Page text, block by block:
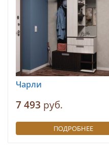
Чарли
7 493 руб.
ПОДРОБНЕЕ